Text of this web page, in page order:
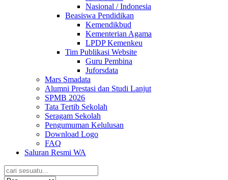
Nasional / Indonesia
Beasiswa Pendidikan
Kemendikbud
Kementerian Agama
LPDP Kemenkeu
Tim Publikasi Website
Guru Pembina
Juforsdata
Mars Smadata
Alumni Prestasi dan Studi Lanjut
SPMB 2026
Tata Tertib Sekolah
Seragam Sekolah
Pengumuman Kelulusan
Download Logo
FAQ
Saluran Resmi WA